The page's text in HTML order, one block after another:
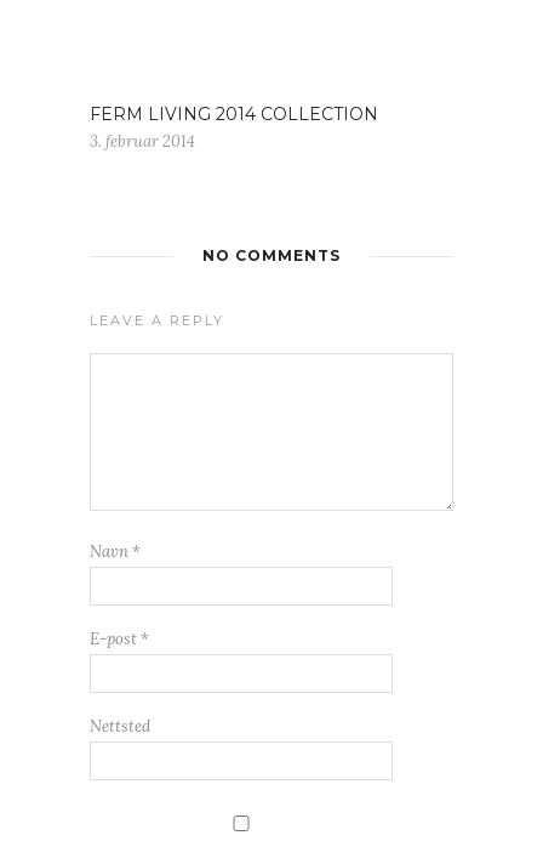
FERM LIVING 2014 COLLECTION
3. februar 2014
NO COMMENTS
LEAVE A REPLY
Navn *
E-post *
Nettsted